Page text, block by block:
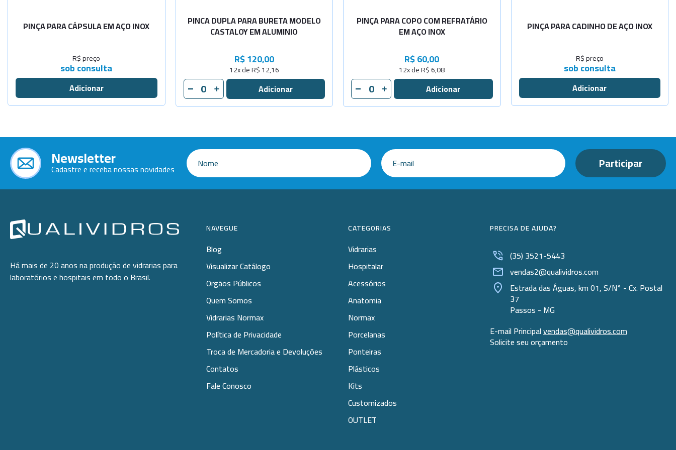
PINÇA PARA CÁPSULA EM AÇO INOX
R$ preço
sob consulta
PINCA DUPLA PARA BURETA MODELO
CASTALOY EM ALUMINIO
R$ 120,00
12x de R$ 12,16
PINÇA PARA COPO COM REFRATÁRIO
EM AÇO INOX
R$ 60,00
12x de R$ 6,08
PINÇA PARA CADINHO DE AÇO INOX
R$ preço
sob consulta
Newsletter
Cadastre e receba nossas novidades
Há mais de 20 anos na produção de vidrarias para
laboratórios e hospitais em todo o Brasil.
NAVEGUE
Blog
Visualizar Catálogo
Orgãos Públicos
Quem Somos
Vidrarias Normax
Política de Privacidade
Troca de Mercadoria e Devoluções
Contatos
Fale Conosco
CATEGORIAS
Vidrarias
Hospitalar
Acessórios
Anatomia
Normax
Porcelanas
Ponteiras
Plásticos
Kits
Customizados
OUTLET
PRECISA DE AJUDA?
(35) 3521-5443
vendas2@qualividros.com
Estrada das Águas, km 01, S/N° - Cx. Postal
37
Passos - MG
E-mail Principalvendas@qualividros.com
Solicite seu orçamento